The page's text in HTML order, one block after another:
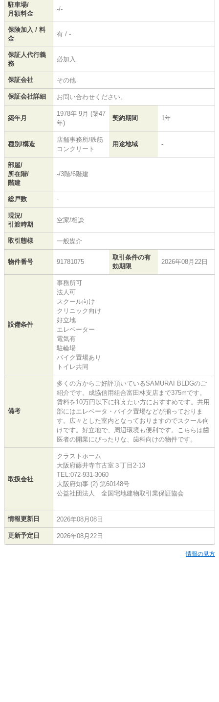
駐車場/
月額料金
-/-
保険加入 / 料
金
有 / -
保証人代行義
務
必加入
保証会社 その他
保証会社詳細 お問い合わせください。
築年月
1978年 9月 (築47
年)
契約期間 1年
種別/構造
店舗事務所/鉄筋
コンクリート
用途地域 -
部屋/
所在階/
階建
-/3階/6階建
総戸数 -
現況/
引渡時期
空家/相談
取引態様 一般媒介
物件番号 91781075
取引条件の有
効期限
2026年08月22日
設備条件
事務所可
法人可
スクール向け
クリニック向け
好立地
エレベーター
電気有
駐輪場
バイク置場あり
トイレ共同
備考
多くの方からご好評頂いているSAMURAI BLDGのご
紹介です。成協信用組合富田林支店まで375mです。
賃料を10万円以下に抑えたい方におすすめです。共用
部にはエレベータ・バイク置場などが揃っておりま
す。広々とした室内となっておりますのでスクール向
けです。好立地で、周辺環境も便利です。こちらは歯
医者の開業にぴったりな、歯科向けの物件です。
取扱会社
クラストホーム
大阪府藤井寺市古室３丁目2-13
TEL:072-931-3060
大阪府知事 (2) 第60148号
公益社団法人 全国宅地建物取引業保証協会
情報更新日 2026年08月08日
更新予定日 2026年08月22日
情報の見方